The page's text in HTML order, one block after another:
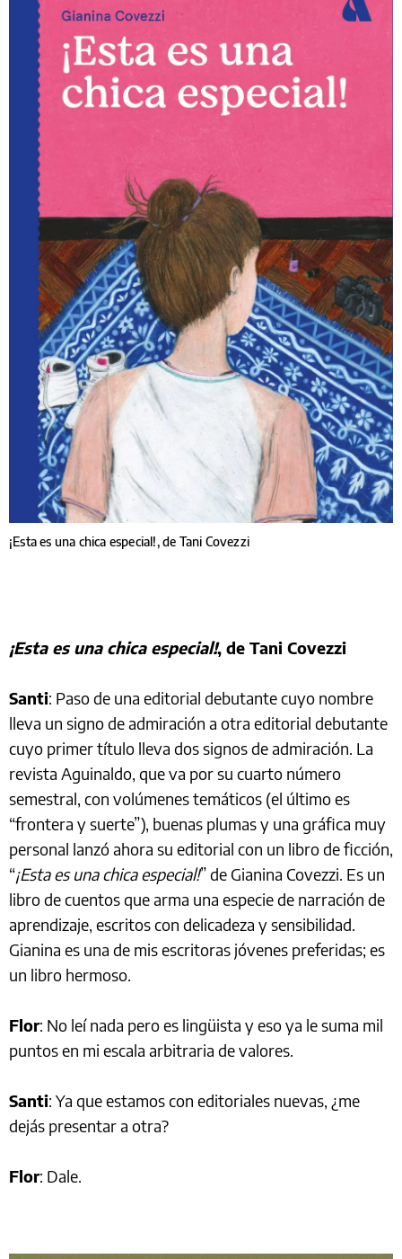
¡Esta es una chica especial!, de Tani Covezzi
¡Esta es una chica especial!, de Tani Covezzi
Santi: Paso de una editorial debutante cuyo nombre
lleva un signo de admiración a otra editorial debutante
cuyo primer título lleva dos signos de admiración. La
revista Aguinaldo, que va por su cuarto número
semestral, con volúmenes temáticos (el último es
“frontera y suerte”), buenas plumas y una gráfica muy
personal lanzó ahora su editorial con un libro de ficción,
“¡Esta es una chica especial!” de Gianina Covezzi. Es un
libro de cuentos que arma una especie de narración de
aprendizaje, escritos con delicadeza y sensibilidad.
Gianina es una de mis escritoras jóvenes preferidas; es
un libro hermoso.
Flor: No leí nada pero es lingüista y eso ya le suma mil
puntos en mi escala arbitraria de valores.
Santi: Ya que estamos con editoriales nuevas, ¿me
dejás presentar a otra?
Flor: Dale.